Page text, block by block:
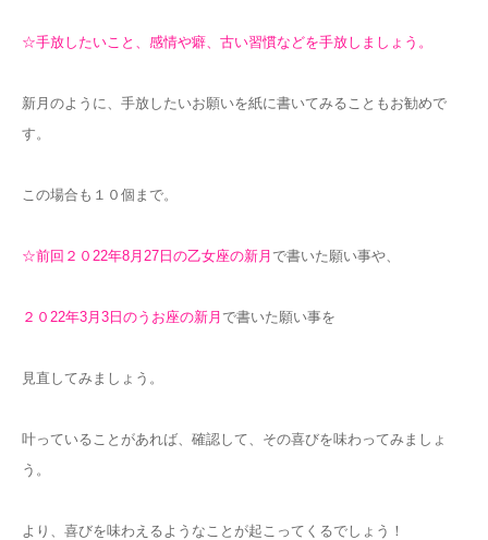
☆手放したいこと、感情や癖、古い習慣などを手放しましょう。
新月のように、手放したいお願いを紙に書いてみることもお勧めで
す。
この場合も１０個まで。
☆前回２０22年8月27日 の乙女座の新月 で書いた願い事や、
２０22年3月3日のうお座の新月 で書いた願い事を
見直してみましょう。
叶っていることがあれば、確認して、その喜びを味わってみましょ
う。
より、喜びを味わえるようなことが起こってくるでしょう！